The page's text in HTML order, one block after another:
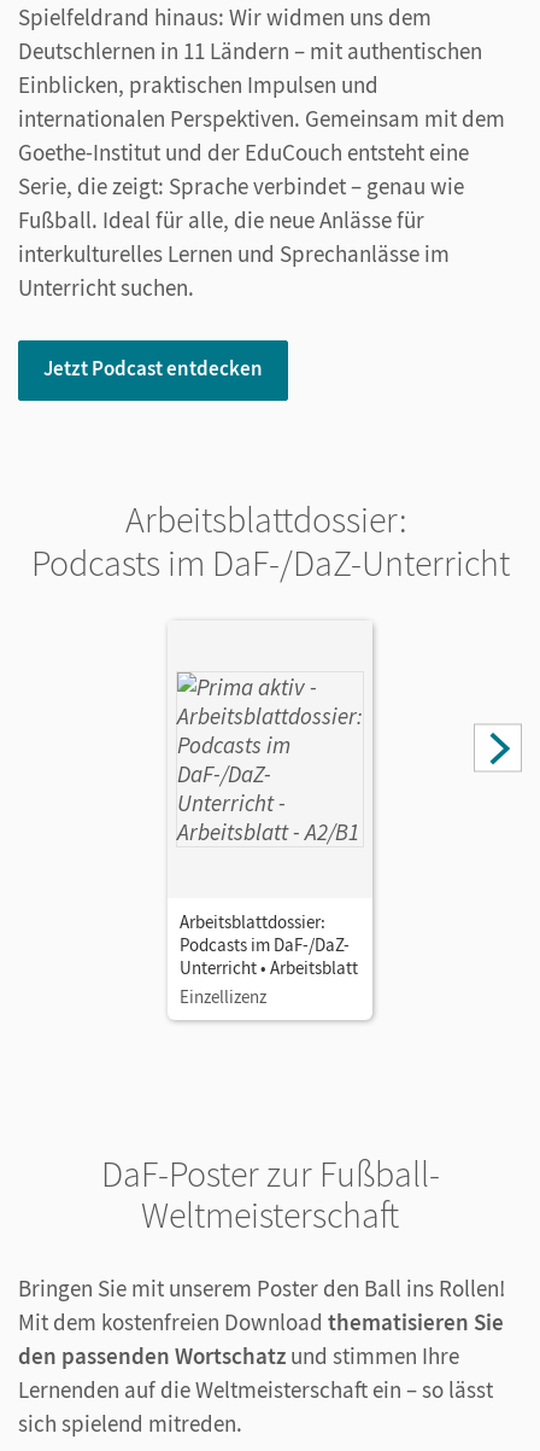
Spielfeldrand hinaus: Wir widmen uns dem
Deutschlernen in 11 Ländern – mit authentischen
Einblicken, praktischen Impulsen und
internationalen Perspektiven. Gemeinsam mit dem
Goethe-Institut und der EduCouch entsteht eine
Serie, die zeigt: Sprache verbindet – genau wie
Fußball. Ideal für alle, die neue Anlässe für
interkulturelles Lernen und Sprechanlässe im
Unterricht suchen.
Jetzt Podcast entdecken
Arbeitsblattdossier:
Podcasts im DaF-/DaZ-Unterricht
Arbeitsblattdossier:
Podcasts im DaF-/DaZ-
Unterricht • Arbeitsblatt
Einzellizenz
DaF-Poster zur Fußball-
Weltmeisterschaft
Bringen Sie mit unserem Poster den Ball ins Rollen!
Mit dem kostenfreien Download thematisieren Sie
den passenden Wortschatz und stimmen Ihre
Lernenden auf die Weltmeisterschaft ein – so lässt
sich spielend mitreden.